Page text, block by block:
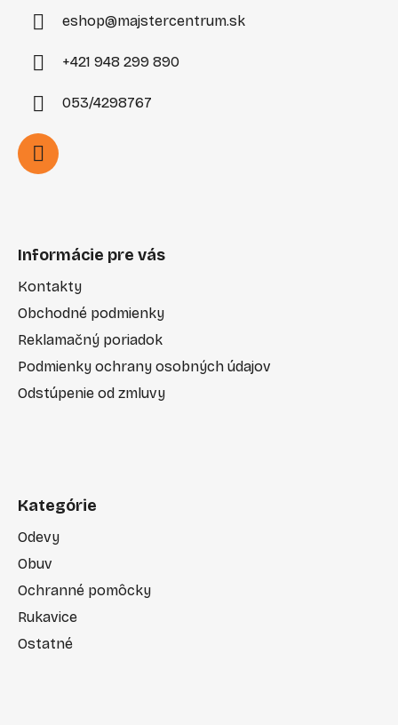
eshop@majstercentrum.sk
+421 948 299 890
053/4298767
Informácie pre vás
Kontakty
Obchodné podmienky
Reklamačný poriadok
Podmienky ochrany osobných údajov
Odstúpenie od zmluvy
Kategórie
Odevy
Obuv
Ochranné pomôcky
Rukavice
Ostatné